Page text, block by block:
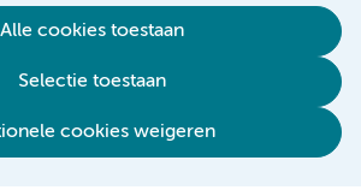
Alle cookies toestaan
Selectie toestaan
cookies weigeren